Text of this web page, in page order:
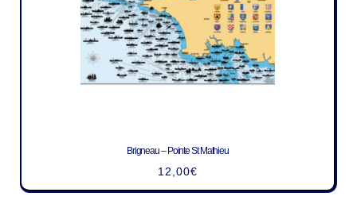
Brigneau – Pointe St Mathieu
12,00€